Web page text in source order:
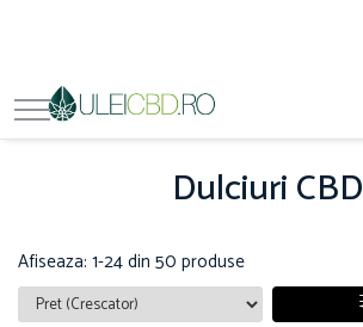
Dulciuri CBD
Afiseaza: 1-24din 50 produse